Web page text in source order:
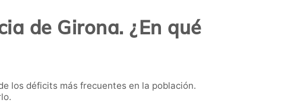
de Girona. ¿En qué
los déficits más frecuentes en la población.